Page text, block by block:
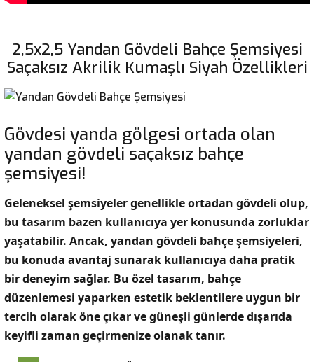
2,5x2,5 Yandan Gövdeli Bahçe Şemsiyesi
Saçaksız Akrilik Kumaşlı Siyah Özellikleri
Gövdesi yanda gölgesi ortada olan
yandan gövdeli saçaksız bahçe
şemsiyesi!
Geleneksel şemsiyeler genellikle ortadan gövdeli olup,
bu tasarım bazen kullanıcıya yer konusunda zorluklar
yaşatabilir. Ancak, yandan gövdeli bahçe şemsiyeleri,
bu konuda avantaj sunarak kullanıcıya daha pratik
bir deneyim sağlar. Bu özel tasarım, bahçe
düzenlemesi yaparken estetik beklentilere uygun bir
tercih olarak öne çıkar ve güneşli günlerde dışarıda
keyifli zaman geçirmenize olanak tanır.